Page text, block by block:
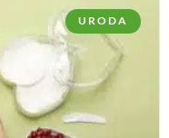
URODA